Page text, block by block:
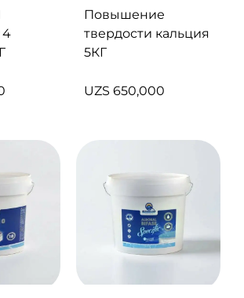
4
Повышение
твердости кальция
5КГ
UZS 650,000